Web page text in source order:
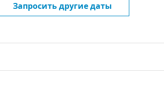
Запросить другие даты